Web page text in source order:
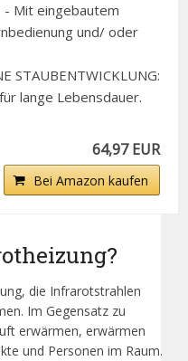
- Mit eingebautem
und/ oder
STAUBENTWICKLUNG:
lange Lebensdauer.
64,97 EUR
Bei Amazon kaufen
die Infrarotstrahlen
Im Gegensatz zu
erwärmen, erwärmen
und Personen im Raum.